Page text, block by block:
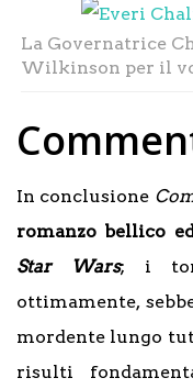
La Governatrice
Wilkinson per il
In conclusione
romanzo bellico
Star Wars; i
ottimamente,
mordente lungo
risulti